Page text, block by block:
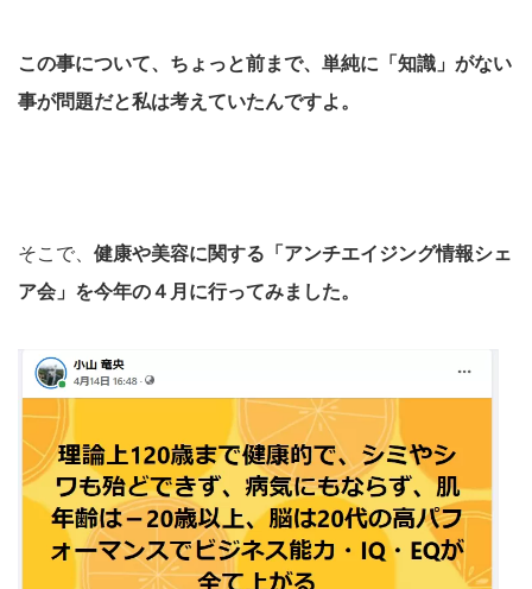
この事について、ちょっと前まで、単純に「知識」がない
事が問題だと私は考えていたんですよ。
そこで、 健康や美容に関する「アンチエイジング情報シェ
ア会」を今年の４月に行ってみました。